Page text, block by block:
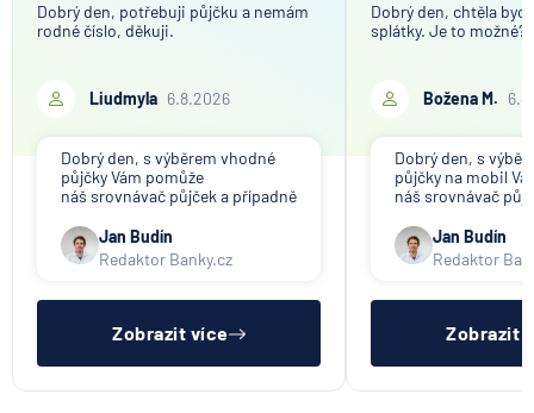
Dobrý den, potřebuji půjčku a nemám
rodné číslo, děkuji.
Liudmyla 6.8.2026
Dobrý den, s výběrem vhodné
půjčky Vám pomůže
náš srovnávač půjček a případně
půjček. Pro získání půjčky je
třeba mít dostatečný příjem,
nebýt ve zkušební ani výpovědní
Jan Budín
Redaktor Banky.cz
Zobrazit více
Dobrý den, chtěla
splátky. Je to možné?
Božena M.
Dobrý den, s
půjčky na mobil
náš srovnávač
půjček. Pro získání
nákupu na
dostatečný
Jan Budín
Redaktor
Zobrazit